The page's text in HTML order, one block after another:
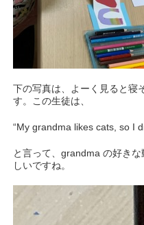
下の写真は、よーく見ると寝
す。この生徒は、
“My grandma likes cats, so I
と言って、grandma の好き
しいですね。